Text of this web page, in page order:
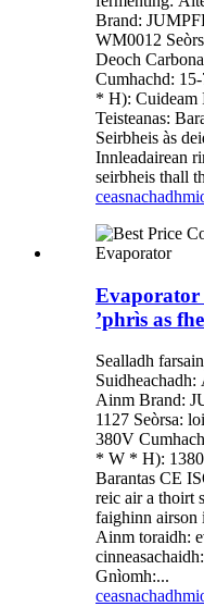
Brand:
WM0012
Deoch
Cumhachd:
* H): Cuideam
Teisteanas:
Seirbheis às
Innleadairean
seirbheis thall
ceasnachadh
Evaporator
’phrìs as
Sealladh
Ainm Brand:
1127 Seòrsa:
380V
* W * H): 1380
Barantas CE
reic air a thoirt
faighinn airson
Ainm toraidh:
Gnìomh:...
ceasnachadh